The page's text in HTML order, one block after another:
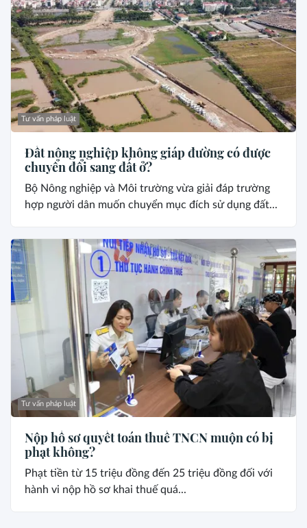
Tư vấn pháp luật
Đất nông nghiệp không giáp đường có được
chuyển đổi sang đất ở?
Bộ Nông nghiệp và Môi trường vừa giải đáp trường
hợp người dân muốn chuyển mục đích sử dụng đất...
Tư vấn pháp luật
Nộp hồ sơ quyết toán thuế TNCN muộn có bị
phạt không?
Phạt tiền từ 15 triệu đồng đến 25 triệu đồng đối với
hành vi nộp hồ sơ khai thuế quá...